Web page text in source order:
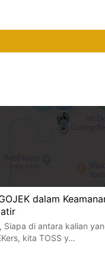
dalam
Siapa di antara kalian
kita TOSS y…